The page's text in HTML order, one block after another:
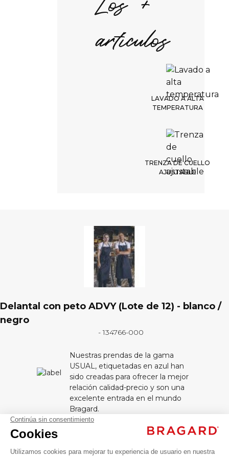
12) -
blanco /
negro
artículos
LAVADO A ALTA
TEMPERATURA
TRENZA DE CUELLO
AJUSTABLE
Delantal con peto ADVY (Lote de 12) - blanco /
negro
- 134766-000
Nuestras prendas de la gama
USUAL, etiquetadas en azul han
sido creadas para ofrecer la mejor
relación calidad-precio y son una
excelente entrada en el mundo
Bragard.
DESCRIPCIÓN
Lote de 12 delantales. Altura regulable.